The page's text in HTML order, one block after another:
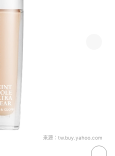
來源： tw.buy.yahoo.com